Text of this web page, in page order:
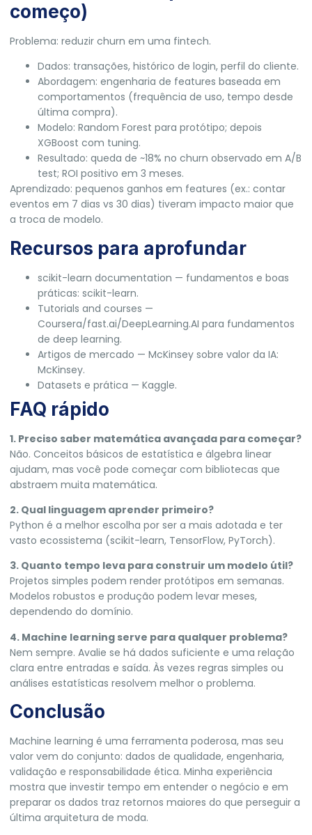
começo)
Problema: reduzir churn em uma fintech.
Dados: transações, histórico de login, perfil do cliente.
Abordagem: engenharia de features baseada em
comportamentos (frequência de uso, tempo desde
última compra).
Modelo: Random Forest para protótipo; depois
XGBoost com tuning.
Resultado: queda de ~18% no churn observado em A/B
test; ROI positivo em 3 meses.
Aprendizado: pequenos ganhos em features (ex.: contar
eventos em 7 dias vs 30 dias) tiveram impacto maior que
a troca de modelo.
Recursos para aprofundar
scikit-learn documentation — fundamentos e boas
práticas: scikit-learn.
Tutorials and courses —
Coursera/fast.ai/DeepLearning.AI para fundamentos
de deep learning.
Artigos de mercado — McKinsey sobre valor da IA:
McKinsey.
Datasets e prática — Kaggle.
FAQ rápido
1. Preciso saber matemática avançada para começar?
Não. Conceitos básicos de estatística e álgebra linear
ajudam, mas você pode começar com bibliotecas que
abstraem muita matemática.
2. Qual linguagem aprender primeiro?
Python é a melhor escolha por ser a mais adotada e ter
vasto ecossistema (scikit-learn, TensorFlow, PyTorch).
3. Quanto tempo leva para construir um modelo útil?
Projetos simples podem render protótipos em semanas.
Modelos robustos e produção podem levar meses,
dependendo do domínio.
4. Machine learning serve para qualquer problema?
Nem sempre. Avalie se há dados suficiente e uma relação
clara entre entradas e saída. Às vezes regras simples ou
análises estatísticas resolvem melhor o problema.
Conclusão
Machine learning é uma ferramenta poderosa, mas seu
valor vem do conjunto: dados de qualidade, engenharia,
validação e responsabilidade ética. Minha experiência
mostra que investir tempo em entender o negócio e em
preparar os dados traz retornos maiores do que perseguir a
última arquitetura de moda.